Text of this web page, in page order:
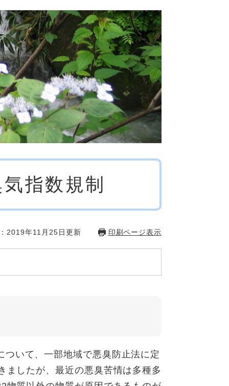
指数規制
2019年11月25日更新 印刷ページ表示
いて、一部地域で悪臭防止法に定
ましたが、最近の悪臭苦情は多種多